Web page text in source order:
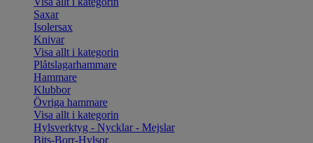
Saxar
Isolersax
Knivar
Visa allt i kategorin
Plåtslagarhammare
Hammare
Klubbor
Övriga hammare
Visa allt i kategorin
Hylsverktyg - Nycklar - Mejslar
Bits-Borr-Hylsor